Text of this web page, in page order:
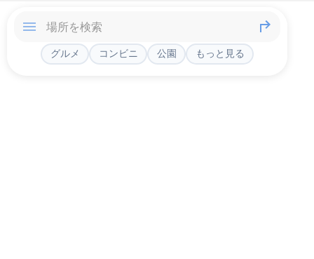
グルメ コンビニ 公園 もっと見る